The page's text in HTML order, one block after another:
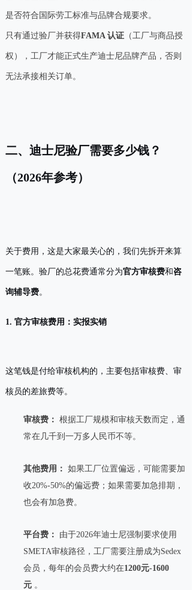
是否符合国际劳工标准与品牌合规要求。
只有通过验厂并获得FAMA 认证 （工厂与商品授
权），工厂才能正式生产迪士尼品牌产品，否则
无法承接相关订单。
二、迪士尼验厂需要多少钱？
（2026年参考）
关于费用，这是大家最关心的，我们先拆开来算
一笔账。验厂的总花费通常分为官方审核费和 咨
询辅导费。
1. 官方审核费用：实报实销
这笔钱是付给审核机构的，主要包括审核费、审
核员的差旅费等。
审核费： 根据工厂规模和审核天数而定，通
常在几千到一万多人民币不等。
其他费用： 如果工厂位置偏远，可能需要加
收20%-50%的偏远费；如果需要加急排期，
也会有加急费。
平台费：
由于2026年迪士尼强制要求使用
SMETA审核路径，工厂需要注册成为Sedex
会员，每年的会员费大约在1200元-1600
元 。